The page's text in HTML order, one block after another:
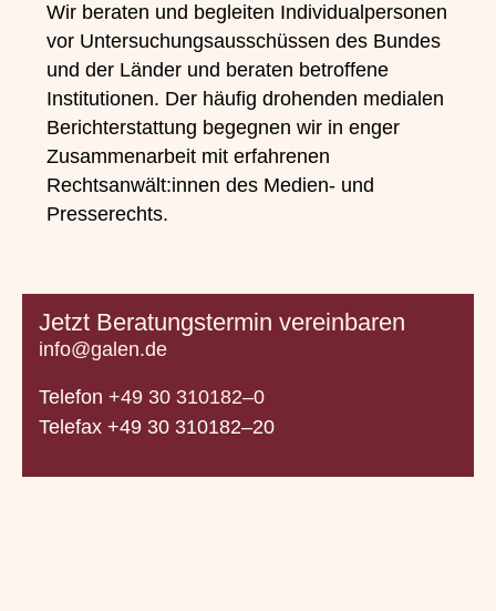
Wir beraten und begleiten Individualpersonen
vor Untersuchungsausschüssen des Bundes
und der Länder und beraten betroffene
Institutionen. Der häufig drohenden medialen
Berichterstattung begegnen wir in enger
Zusammenarbeit mit erfahrenen
Rechtsanwält:innen des Medien- und
Presserechts.
Jetzt Beratungstermin vereinbaren
info@galen.de
Telefon +49 30 310182–0
Telefax +49 30 310182–20